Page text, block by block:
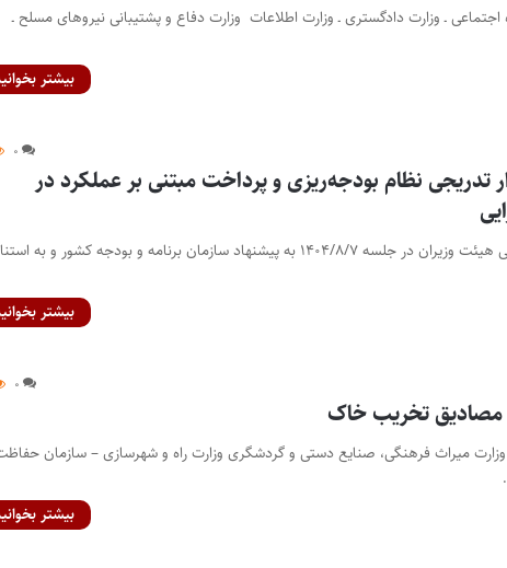
اجتماعی ـ وزارت دادگستری ـ وزارت اطلاعات وزارت دفاع و پشتیبانی نیروهای مسلح ـ
بیشتر
۰
تدریجی نظام بودجه‌ریزی و پرداخت مبتنی بر عملکرد در
کلیه دستگاه‌های اجرایی هیئت وزیران در جلسه ۱۴۰۴/۸/۷ به پیشنهاد سازمان برنامه و بودجه کشور و به
بیشتر
۰
مصادیق تخریب خاک
میراث فرهنگی، صنایع دستی و گردشگری وزارت راه و شهرسازی – سازمان
بیشتر